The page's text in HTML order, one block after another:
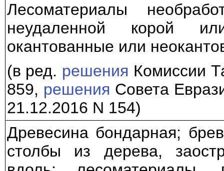
Лесоматериалы
неудаленной корой
окантованные или
(в ред. решения Комиссии
859, решения Совета
21.12.2016 N 154)
Древесина бондарная;
столбы из дерева,